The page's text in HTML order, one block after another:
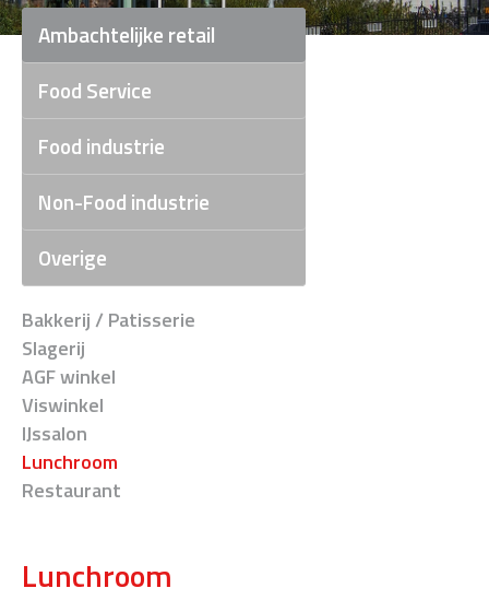
Ambachtelijke retail
Food Service
Food industrie
Non-Food industrie
Overige
Bakkerij / Patisserie
Slagerij
AGF winkel
Viswinkel
IJssalon
Lunchroom
Restaurant
Lunchroom